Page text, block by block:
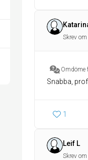
Skrev
Omdöme
Snabba,
1
Leif L
Skrev